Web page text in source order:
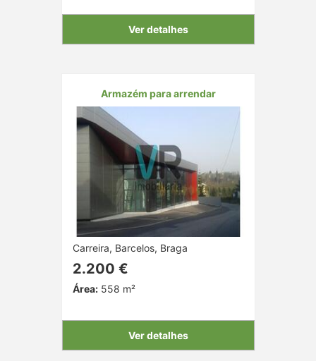
Ver detalhes
Armazém para arrendar
Carreira, Barcelos, Braga
2.200 €
Área:558 m²
Ver detalhes